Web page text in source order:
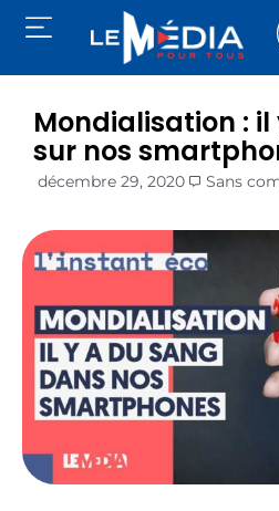
Mondialisation :
sur nos
décembre 29, 2020 Sans